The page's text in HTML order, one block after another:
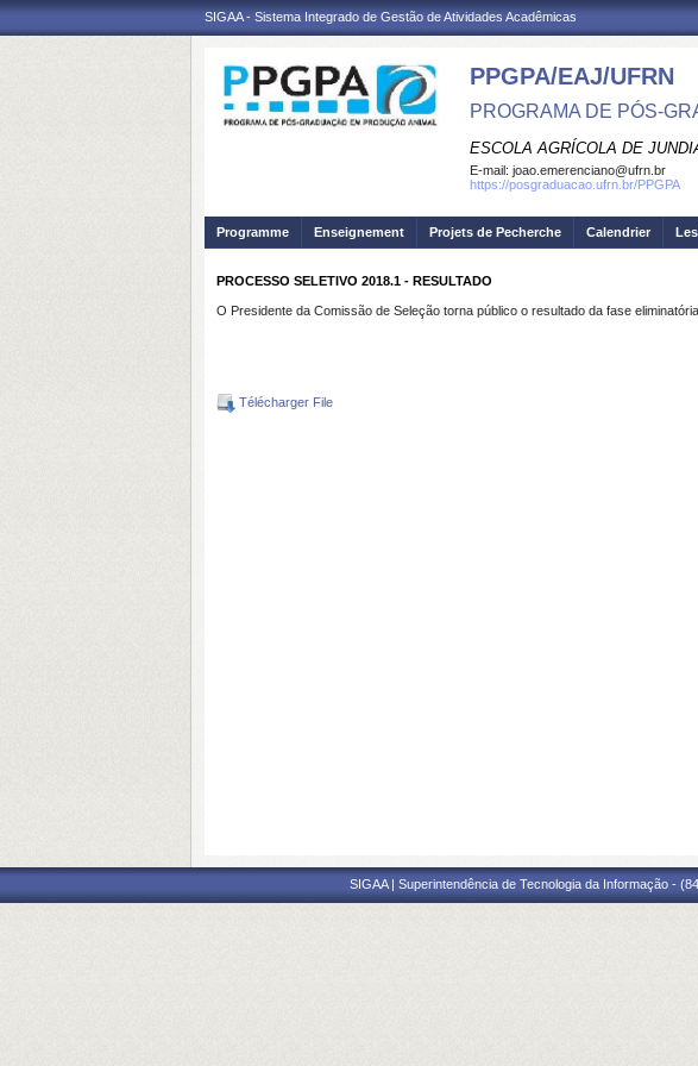
SIGAA - Sistema Integrado de Gestão de Atividades Acadêmicas
PPGPA/EAJ/UFRN
PROGRAMA DE PÓS-
ESCOLA AGRÍCOLA DE
E-mail: joao.emerenciano@ufrn.br
https://posgraduacao.ufrn.br/PPGPA
Programme Enseignement Projets de Pecherche Calendrier
PROCESSO SELETIVO 2018.1 - RESULTADO
O Presidente da Comissão de Seleção torna público o resultado da fase
Télécharger File
SIGAA | Superintendência de Tecnologia da Informação -